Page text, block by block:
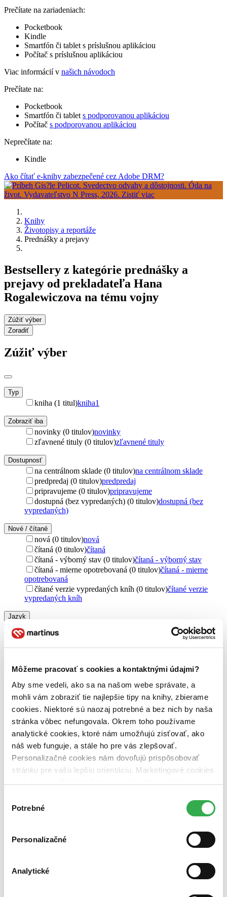
Môžeme pracovať s cookies a kontaktnými údajmi?
Aby sme vedeli, ako sa na našom webe správate, a
mohli vám zobraziť tie najlepšie tipy na knihy, zbierame
cookies. Niektoré sú naozaj potrebné a bez nich by naša
stránka vôbec nefungovala. Okrem toho používame
analytické cookies, ktoré nám umožňujú zisťovať, ako
náš web funguje, a stále ho pre vás zlepšovať.
Personalizačné cookies nám dovoľujú prispôsobovať
stránku pre vašu lepšiu orientáciu. Marketingové cookies
nám pomohlo, keby sme mohli používať všetky tieto
súhlasu
Potrebné
Personalizačné
Analytické
Prečítate na zariadeniach:
Pocketbook
Kindle
Smartfón či tablet s príslušnou aplikáciou
Počítač s príslušnou aplikáciou
Viac informácií v našich návodoch
Prečítate na:
Pocketbook
Smartfón či tablet s podporovanou aplikáciou
Počítač s podporovanou aplikáciou
Neprečítate na:
Kindle
Ako čítať e-knihy zabezpečené cez Adobe DRM?
Knihy
Životopisy a reportáže
Prednášky a prejavy
Bestsellery z kategórie prednášky a
prejavy od prekladateľa Hana
Rogalewiczova na tému vojny
Zúžiť výber
Zoradiť
Zúžiť výber
Typ
kniha (1 titul)kniha1
Zobraziť iba
novinky (0 titulov)novinky
zľavnené tituly (0 titulov)zľavnené tituly
Dostupnosť
na centrálnom sklade (0 titulov)na centrálnom sklade
predpredaj (0 titulov)predpredaj
pripravujeme (0 titulov)pripravujeme
dostupná (bez vypredaných) (0 titulov)dostupná (bez
vypredaných)
Nové / čítané
nová (0 titulov)nová
čítaná (0 titulov)čítaná
čítaná - výborný stav (0 titulov)čítaná - výborný stav
čítaná - mierne opotrebovaná (0 titulov)čítaná - mierne
opotrebovaná
čítané verzie vypredaných kníh (0 titulov)čítané verzie
vypredaných kníh
Jazyk
Autor
George Orwell (1 titul) George Orwell1
Argo (1 titul)Argo1
Väzba
brožovaná väzba (1 titul)brožovaná väzba1
Zúžiť výber
Zoradiť
Top hodnotené
Najlacnejšie
Najvyššia zľava